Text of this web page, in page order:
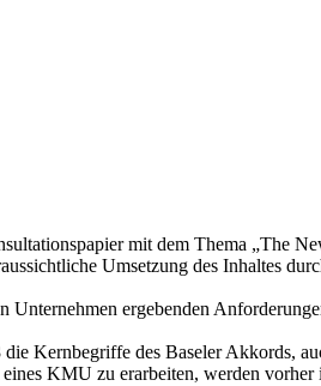
mit dem Thema „The
Umsetzung des Inhaltes
ergebenden
Kernbegriffe des Baseler Akkords,
KMU zu erarbeiten, werden